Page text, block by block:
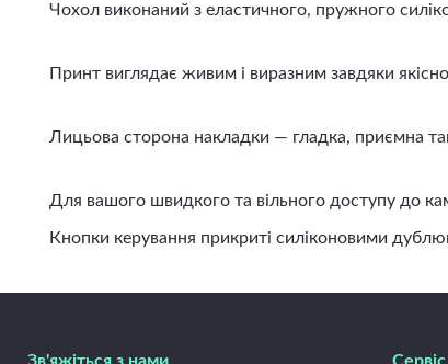
Чохол виконаний з еластичного, пружного
Принт виглядає живим і виразним завдяки
Лицьова сторона накладки — гладка, приємна
Для вашого швидкого та вільного доступу до
Кнопки керування прикриті силіконовими